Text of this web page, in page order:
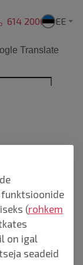
614 2000
EE
Translate
funktsioonide
(rohkem
on igal
seadeid